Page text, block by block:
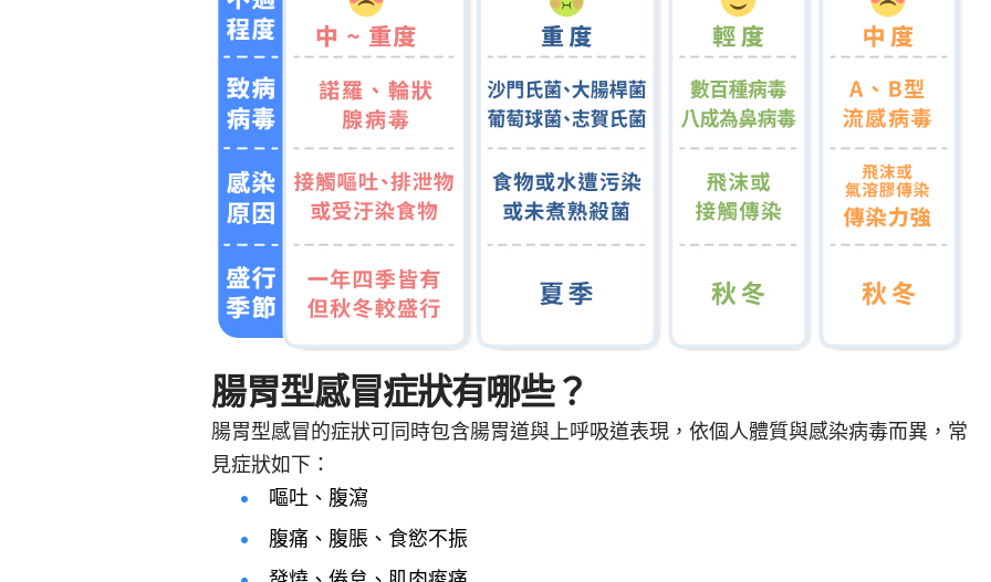
腸胃型感冒症狀有哪些？
腸胃型感冒的症狀可同時包含腸胃道與上呼吸道表現，依個人體質與感染病毒而異，常
見症狀如下：
嘔吐、腹瀉
腹痛、腹脹、食慾不振